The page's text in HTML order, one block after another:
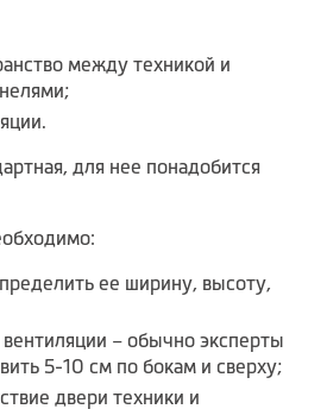
между техникой и
для нее понадобится
ее ширину, высоту,
– обычно эксперты
5-10 см по бокам и сверху;
двери техники и